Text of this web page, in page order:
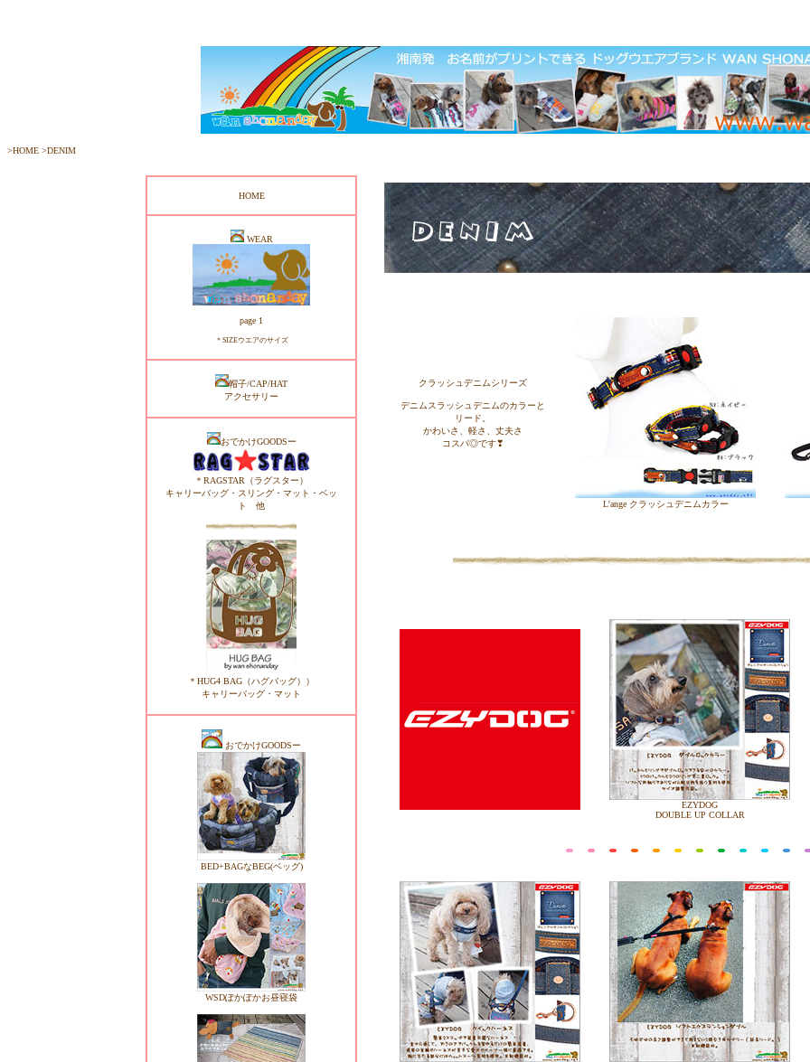
>HOME >DENIM
HOME
WEAR
page 1
＊SIZEウエアのサイズ
帽子/CAP/HAT
アクセサリー
おでかけGOODSー
＊RAGSTAR（ラグスター）
キャリーバッグ・スリング・マット・ベッ
ト 他
＊HUG4 BAG（ハグバッグ））
キャリーバッグ・マット
おでかけGOODSー
BED+BAGなBEG(ベッグ)
WSDぽかぽかお昼寝袋
クラッシュデニムシリーズ
デニムスラッシュデニムのカラーと
リード。
かわいさ、軽さ、丈夫さ
コスパ◎です❣
L'ange クラッシュデニムカラー
EZYDOG
DOUBLE UP COLLAR